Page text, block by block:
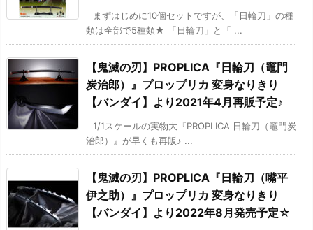
まずはじめに10個セットですが、「日輪刀」の種
類は全部で5種類★ 「日輪刀」と「 ...
【鬼滅の刃】PROPLICA『日輪刀（竈門
炭治郎）』プロップリカ 変身なりきり
【バンダイ】より2021年4月再販予定♪
1/1スケールの実物大『PROPLICA 日輪刀（竈門炭
治郎）』が早くも再販♪ ...
【鬼滅の刃】PROPLICA『日輪刀（嘴平
伊之助）』プロップリカ 変身なりきり
【バンダイ】より2022年8月発売予定☆